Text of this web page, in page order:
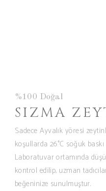
%100 Doğal
SIZMA
Sadece Ayvalık yöresi
koşullarda 26°C soğuk baskı
Laboratuvar ortamında
kontrol edilip, uzman
beğeninize sunulmuştur.